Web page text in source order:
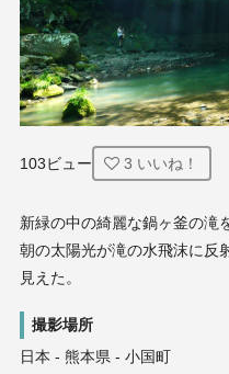
103ビュー 3 いいね！
新緑の中の綺麗な鍋ヶ釜の滝
朝の太陽光が滝の水飛沫に反
見えた。
撮影場所
日本 - 熊本県 - 小国町